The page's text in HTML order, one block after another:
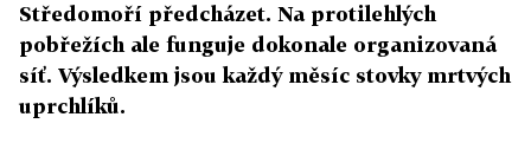
Středomoří předcházet. Na protilehlých
pobřežích ale funguje dokonale organizovaná
síť. Výsledkem jsou každý měsíc stovky mrtvých
uprchlíků.